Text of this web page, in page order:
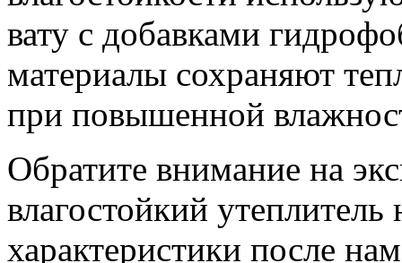
вату с добавками
материалы сохраняют
при повышенной
Обратите внимание на
влагостойкий
характеристики после